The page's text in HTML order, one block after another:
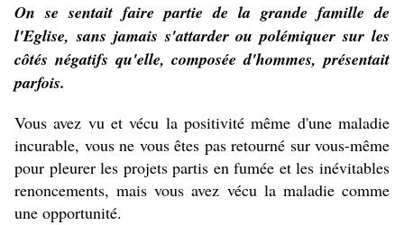
On se sentait faire partie de la grande famille de
l'Eglise, sans jamais s'attarder ou polémiquer sur les
côtés négatifs qu'elle, composée d'hommes, présentait
parfois.
Vous avez vu et vécu la positivité même d'une maladie
incurable, vous ne vous êtes pas retourné sur vous-même
pour pleurer les projets partis en fumée et les inévitables
renoncements, mais vous avez vécu la maladie comme
une opportunité.